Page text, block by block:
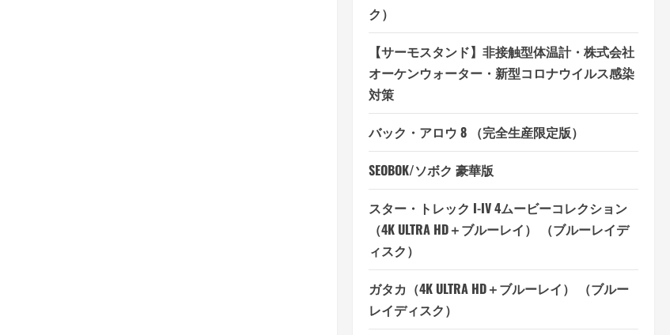
ク）
【サーモスタンド】非接触型体温計・株式会社
オーケンウォーター・新型コロナウイルス感染
対策
バック・アロウ 8 （完全生産限定版）
SEOBOK/ソボク 豪華版
スター・トレック I-IV 4ムービーコレクション
（4K ULTRA HD＋ブルーレイ） （ブルーレイデ
ィスク）
ガタカ（4K ULTRA HD＋ブルーレイ） （ブルー
レイディスク）